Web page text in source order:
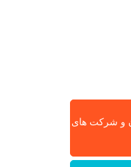
و شرکت های